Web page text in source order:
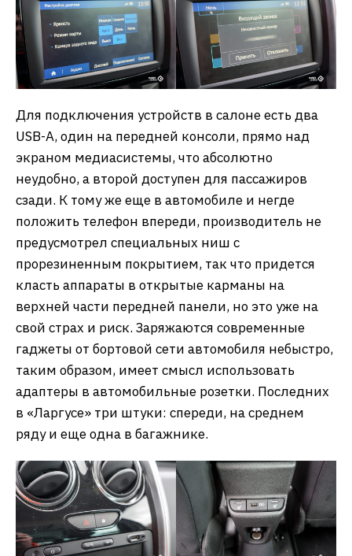
Для подключения устройств в салоне есть два
USB-A, один на передней консоли, прямо над
экраном медиасистемы, что абсолютно
неудобно, а второй доступен для пассажиров
сзади. К тому же еще в автомобиле и негде
положить телефон впереди, производитель не
предусмотрел специальных ниш с
прорезиненным покрытием, так что придется
класть аппараты в открытые карманы на
верхней части передней панели, но это уже на
свой страх и риск. Заряжаются современные
гаджеты от бортовой сети автомобиля небыстро,
таким образом, имеет смысл использовать
адаптеры в автомобильные розетки. Последних
в «Ларгусе» три штуки: спереди, на среднем
ряду и еще одна в багажнике.